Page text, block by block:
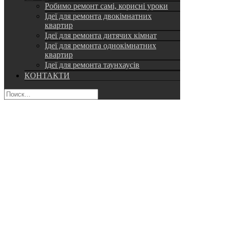
Робимо ремонт самі, корисні уроки
Ідеї для ремонта двокімнатних
квартир
Ідеї для ремонта дитячих кімнат
Ідеї для ремонта однокімнатних
квартир
Ідеї для ремонта таунхаусів
КОНТАКТИ